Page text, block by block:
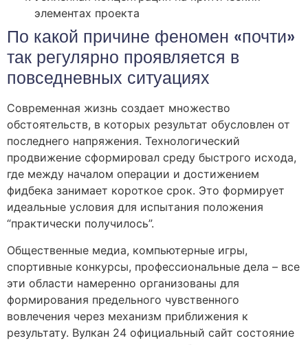
элементах проекта
По какой причине феномен «почти»
так регулярно проявляется в
повседневных ситуациях
Современная жизнь создает множество
обстоятельств, в которых результат обусловлен от
последнего напряжения. Технологический
продвижение сформировал среду быстрого исхода,
где между началом операции и достижением
фидбека занимает короткое срок. Это формирует
идеальные условия для испытания положения
“практически получилось”.
Общественные медиа, компьютерные игры,
спортивные конкурсы, профессиональные дела – все
эти области намеренно организованы для
формирования предельного чувственного
вовлечения через механизм приближения к
результату. Вулкан 24 официальный сайт состояние